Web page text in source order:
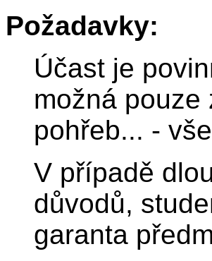
Požadavky:
Účast je
možná pouze
pohřeb... -
V případě
důvodů,
garanta